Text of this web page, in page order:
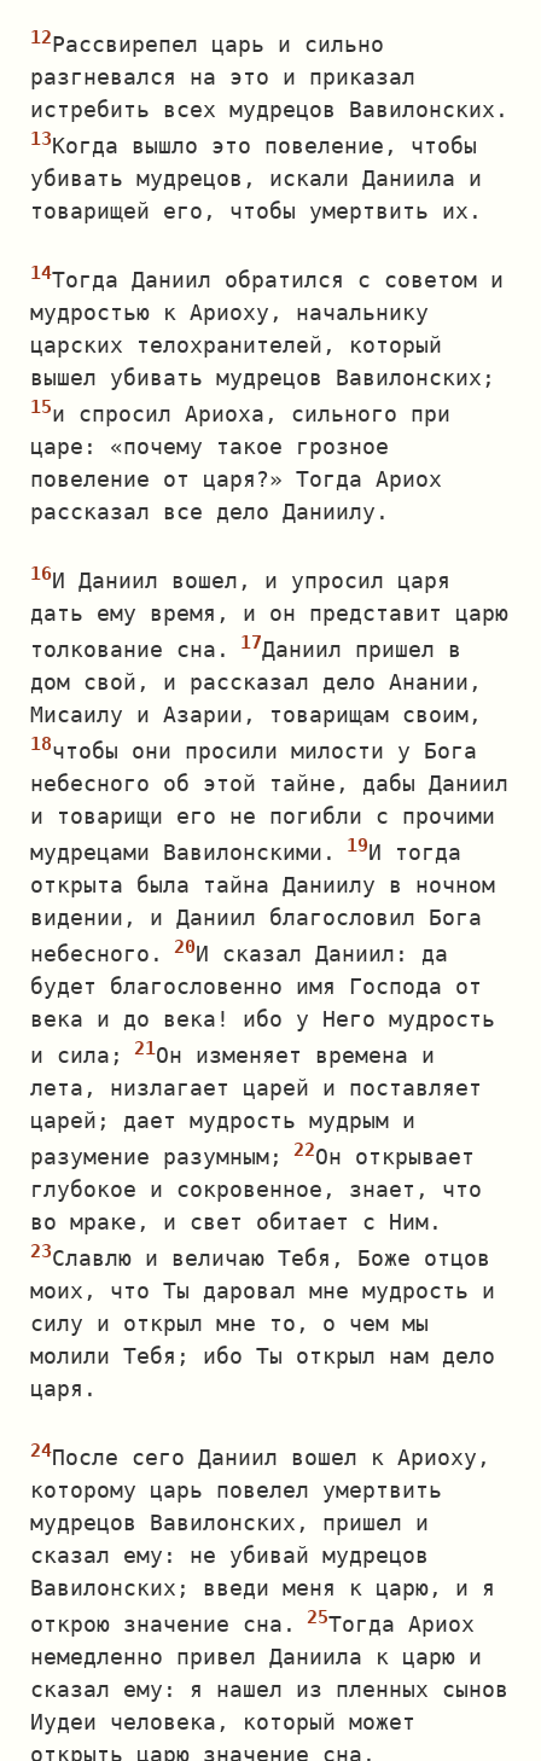
Рассвирепел царь и сильно
разгневался на это и приказал
истребить всех мудрецов Вавилонских.
Когда вышло это повеление, чтобы
убивать мудрецов, искали Даниила и
товарищей его, чтобы умертвить их.
Тогда Даниил обратился с советом и
мудростью к Ариоху, начальнику
царских телохранителей, который
вышел убивать мудрецов Вавилонских;
и спросил Ариоха, сильного при
царе: «почему такое грозное
повеление от царя?» Тогда Ариох
рассказал все дело Даниилу.
И Даниил вошел, и упросил царя
дать ему время, и он представит царю
толкование сна.
Даниил пришел в
дом свой, и рассказал дело Анании,
Мисаилу и Азарии, товарищам своим,
чтобы они просили милости у Бога
небесного об этой тайне, дабы Даниил
и товарищи его не погибли с прочими
мудрецами Вавилонскими.
И тогда
открыта была тайна Даниилу в ночном
видении, и Даниил благословил Бога
небесного.
И сказал Даниил: да
будет благословенно имя Господа от
века и до века! ибо у Него мудрость
и сила;
Он изменяет времена и
лета, низлагает царей и поставляет
царей; дает мудрость мудрым и
разумение разумным;
Он открывает
глубокое и сокровенное, знает, что
во мраке, и свет обитает с Ним.
Славлю и величаю Тебя, Боже отцов
моих, что Ты даровал мне мудрость и
силу и открыл мне то, о чем мы
молили Тебя; ибо Ты открыл нам дело
царя.
После сего Даниил вошел к Ариоху,
которому царь повелел умертвить
мудрецов Вавилонских, пришел и
сказал ему: не убивай мудрецов
Вавилонских; введи меня к царю, и я
открою значение сна.
Тогда Ариох
немедленно привел Даниила к царю и
сказал ему: я нашел из пленных сынов
Иудеи человека, который может
открыть царю значение сна.